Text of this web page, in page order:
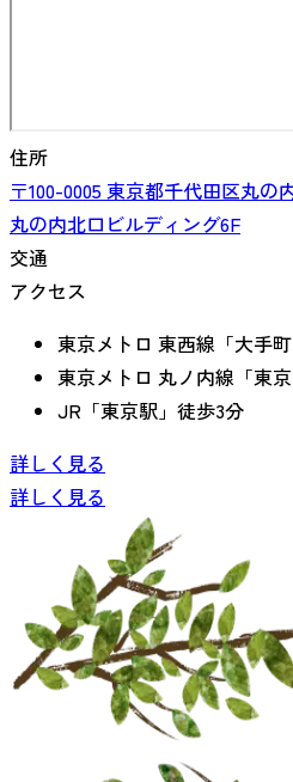
住所
〒100-0005東京都千代田区丸の
丸の内北口ビルディング6F
交通
アクセス
東京メトロ 東西線「大手
東京メトロ 丸ノ内線「東
JR「東京駅」徒歩3分
詳しく見る
詳しく見る